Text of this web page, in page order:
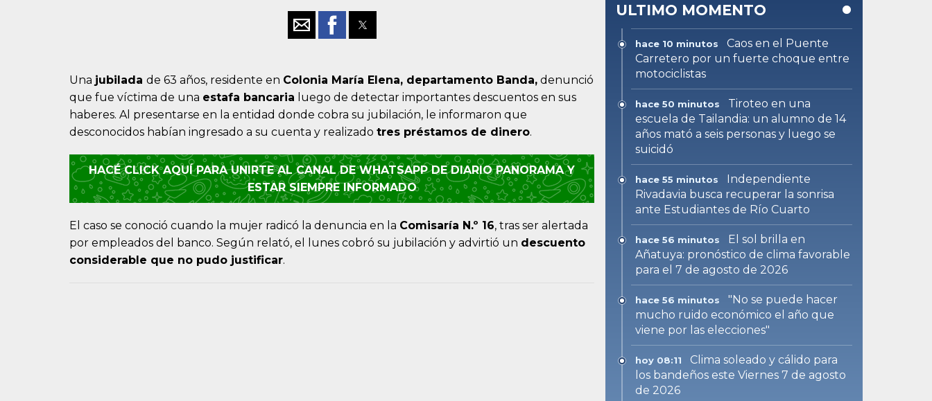
Una jubilada de 63 años, residente en Colonia María Elena, departamento Banda, denunció
que fue víctima de una estafa bancaria luego de detectar importantes descuentos en sus
haberes. Al presentarse en la entidad donde cobra su jubilación, le informaron que
desconocidos habían ingresado a su cuenta y realizado tres préstamos de dinero.
HACÉ CLICK AQUÍ PARA UNIRTE AL CANAL DE WHATSAPP DE DIARIO PANORAMA Y
ESTAR SIEMPRE INFORMADO
El caso se conoció cuando la mujer radicó la denuncia en la Comisaría N.º 16, tras ser alertada
por empleados del banco. Según relató, el lunes cobró su jubilación y advirtió un descuento
considerable que no pudo justificar.
ULTIMO MOMENTO
hace 10 minutos
Caos en el Puente
Carretero por un fuerte choque entre
motociclistas
hace 50 minutos
Tiroteo en una
escuela de Tailandia: un alumno de 14
años mató a seis personas y luego se
suicidó
hace 55 minutos
Independiente
Rivadavia busca recuperar la sonrisa
ante Estudiantes de Río Cuarto
hace 56 minutos
El sol brilla en
Añatuya: pronóstico de clima favorable
para el 7 de agosto de 2026
hace 56 minutos
"No se puede hacer
mucho ruido económico el año que
viene por las elecciones"
hoy 08:11
Clima soleado y cálido para
los bandeños este Viernes 7 de agosto
de 2026